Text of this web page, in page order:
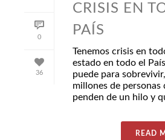
0
36
CRISIS EN
PAÍS
Tenemos crisis en
estado en todo el
puede para
millones de personas
penden de un hilo y
READ